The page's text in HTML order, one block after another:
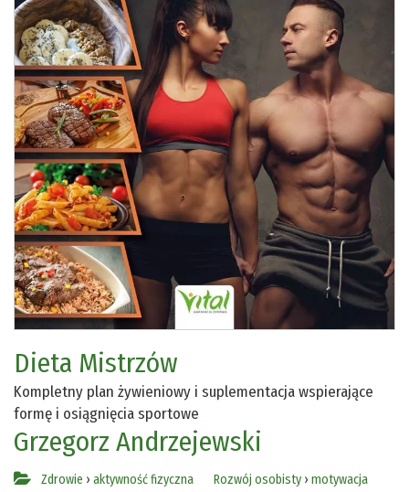
Dieta Mistrzów
Kompletny plan żywieniowy i suplementacja wspierające
formę i osiągnięcia sportowe
Grzegorz Andrzejewski
Zdrowie › aktywność fizyczna
Rozwój osobisty › motywacja